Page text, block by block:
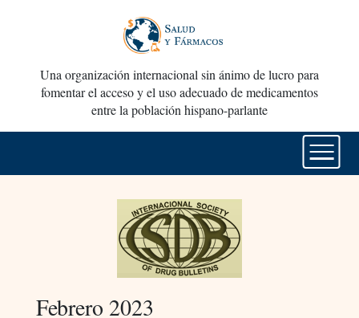
Una organización internacional sin ánimo de lucro para
fomentar el acceso y el uso adecuado de medicamentos
entre la población hispano-parlante
Febrero 2023